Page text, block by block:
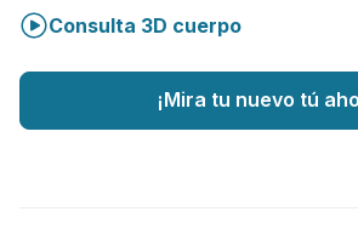
Consulta 3D cuerpo
¡Mira tu nuevo tú